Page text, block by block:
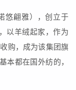
悠翩雅），创立于
以羊绒起家，作为
购，成为该集团旗
本都在国外纺的，